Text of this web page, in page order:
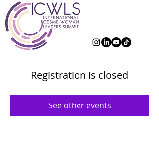
Registration is closed
See other events